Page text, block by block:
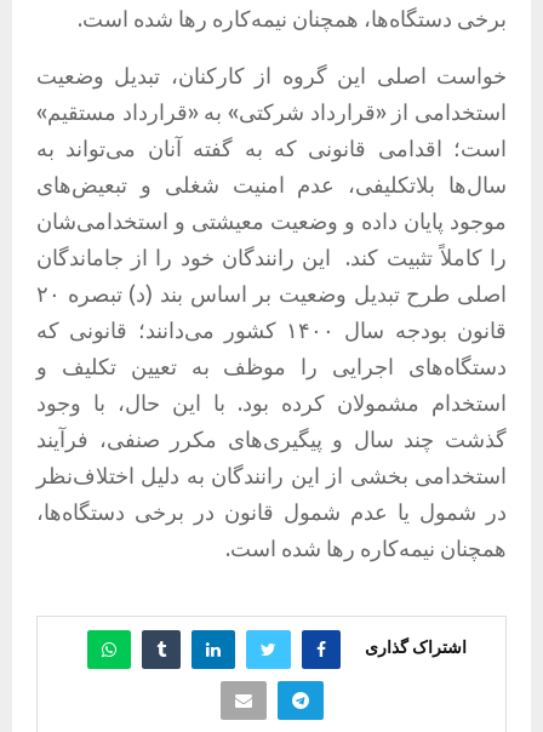
برخی دستگاه‌ها، همچنان نیمه‌کاره رها شده است.
خواست اصلی این گروه از کارکنان، تبدیل وضعیت
استخدامی از «قرارداد شرکتی» به «قرارداد مستقیم»
است؛ اقدامی قانونی که به گفته آنان می‌تواند به
سال‌ها بلاتکلیفی، عدم امنیت شغلی و تبعیض‌های
موجود پایان داده و وضعیت معیشتی و استخدامی‌شان
را کاملاً تثبیت کند. این رانندگان خود را از جاماندگان
اصلی طرح تبدیل وضعیت بر اساس بند (د) تبصره ۲۰
قانون بودجه سال ۱۴۰۰ کشور می‌دانند؛ قانونی که
دستگاه‌های اجرایی را موظف به تعیین تکلیف و
استخدام مشمولان کرده بود. با این حال، با وجود
گذشت چند سال و پیگیری‌های مکرر صنفی، فرآیند
استخدامی بخشی از این رانندگان به دلیل اختلاف‌نظر
در شمول یا عدم شمول قانون در برخی دستگاه‌ها،
همچنان نیمه‌کاره رها شده است.
اشتراک گذاری